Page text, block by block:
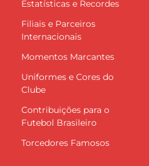
Estatísticas e Recordes
Filiais e Parceiros
Internacionais
Momentos Marcantes
Uniformes e Cores do
Clube
Contribuições para o
Futebol Brasileiro
Torcedores Famosos